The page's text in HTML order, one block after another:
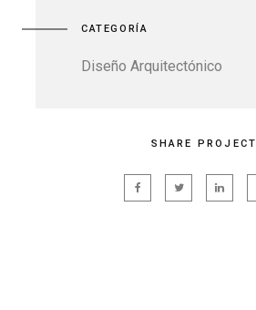
CATEGORÍA
Diseño Arquitectónico
SHARE PROJECT